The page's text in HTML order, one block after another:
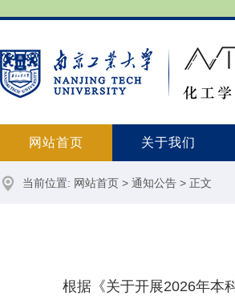
网站首页 关于我们
当前位置: 网站首页 > 通知公告 > 正文
根据《关于开展2026年本